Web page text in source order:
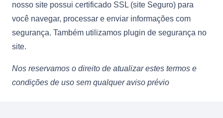
nosso site possui certificado SSL (site Seguro) para
você navegar, processar e enviar informações com
segurança. Também utilizamos plugin de segurança no
site.
Nos reservamos o direito de atualizar estes termos e
condições de uso sem qualquer aviso prévio